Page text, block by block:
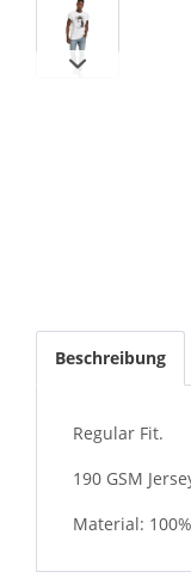
Beschreibung
Regular Fit.
190 GSM
Material: